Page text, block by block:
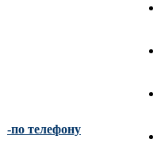
-по телефону